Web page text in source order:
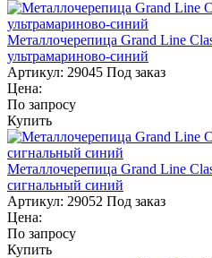
Металлочерепица Grand Line
ультрамариново-синий
Артикул: 29045 Под заказ
Цена:
По запросу
Купить
Металлочерепица Grand Line
сигнальный синий
Артикул: 29052 Под заказ
Цена:
По запросу
Купить